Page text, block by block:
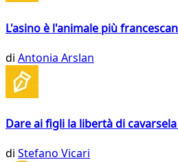
L'asino è l'animale più
di Antonia Arslan
Dare ai figli la libertà di
di Stefano Vicari